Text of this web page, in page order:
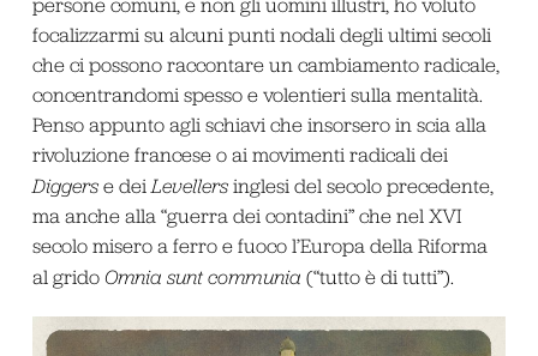
focalizzarmi su alcuni punti nodali degli ultimi secoli
che ci possono raccontare un cambiamento radicale,
concentrandomi spesso e volentieri sulla mentalità.
Penso appunto agli schiavi che insorsero in scia alla
rivoluzione francese o ai movimenti radicali dei
Diggerse dei Levellersinglesi del secolo precedente,
ma anche alla “guerra dei contadini” che nel XVI
secolo misero a ferro e fuoco l’Europa della Riforma
al grido Omnia sunt communia (“tutto è di tutti”).